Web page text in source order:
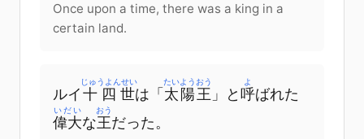
Once upon a time, there was a king in a
certain land.
ルイ 十四世
じゅうよんせい
は「 太陽王
たいようおう
」と 呼
よ
ばれた
偉大
いだい
な王
おう
だった。